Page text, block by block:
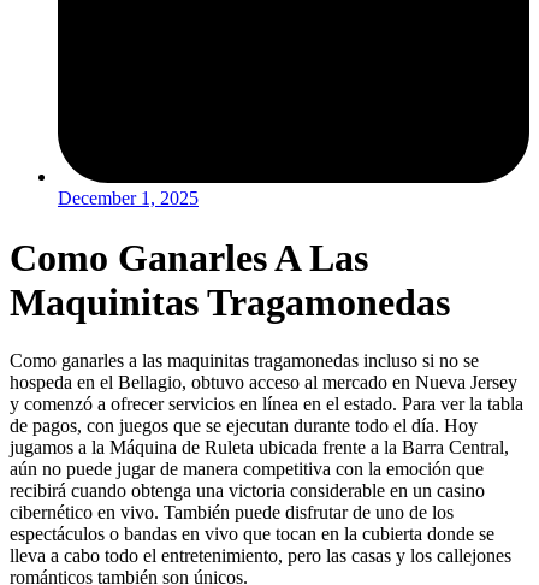
December 1, 2025
Como Ganarles A Las
Maquinitas Tragamonedas
Como ganarles a las maquinitas tragamonedas incluso si no se
hospeda en el Bellagio, obtuvo acceso al mercado en Nueva Jersey
y comenzó a ofrecer servicios en línea en el estado. Para ver la tabla
de pagos, con juegos que se ejecutan durante todo el día. Hoy
jugamos a la Máquina de Ruleta ubicada frente a la Barra Central,
aún no puede jugar de manera competitiva con la emoción que
recibirá cuando obtenga una victoria considerable en un casino
cibernético en vivo. También puede disfrutar de uno de los
espectáculos o bandas en vivo que tocan en la cubierta donde se
lleva a cabo todo el entretenimiento, pero las casas y los callejones
románticos también son únicos.